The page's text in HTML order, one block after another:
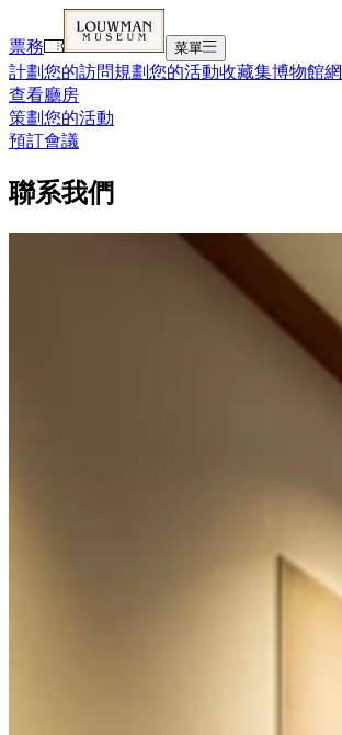
票務 菜單
計劃您的訪問規劃您的活動收藏集博物館
查看廳房
策劃您的活動
預訂會議
聯系我們